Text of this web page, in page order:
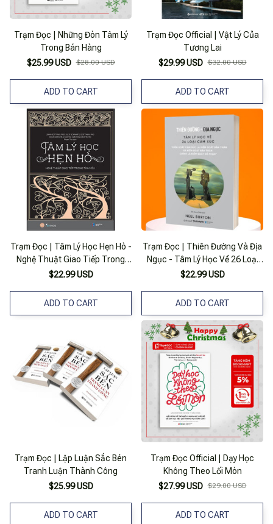
Trạm Đọc | Những Đòn Tâm Lý
Trong Bán Hàng
$25.99 USD $28.00 USD
ADD TO CART
Trạm Đọc Official | Vật Lý Của
Tương Lai
$29.99 USD $32.00 USD
ADD TO CART
Trạm Đọc | Tâm Lý Học Hẹn Hò -
Nghệ Thuật Giao Tiếp Trong
Tình Yêu
$22.99 USD
ADD TO CART
Trạm Đọc | Thiên Đường Và Địa
Ngục - Tâm Lý Học Về 26 Loại
Cảm Xúc
$22.99 USD
ADD TO CART
Trạm Đọc | Lập Luận Sắc Bén
Tranh Luận Thành Công
$25.99 USD
ADD TO CART
Trạm Đọc Official | Dạy Học
Không Theo Lối Mòn
$27.99 USD $29.00 USD
ADD TO CART